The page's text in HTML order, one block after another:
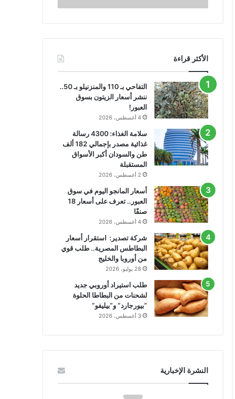
الأكثر قراءة
التفاحي بـ 110 والمنزنيلو بـ 50..
ننشر أسعار الزيتون بسوق
العبور!
4 أغسطس، 2026
سلامة الغذاء: 4300 رسالة
غذائية مصدر بإجمالي 182 ألف
طن والسودان أكبر الأسواق
المستقبلة
2 أغسطس، 2026
أسعار المانجو اليوم في سوق
العبور.. تعرف على أسعار 18
صنفًا
4 أغسطس، 2026
شركة تصدير: استقرار أسعار
البطاطس المصرية.. طلب قوي
من أوروبا والخليج
28 يوليو، 2026
طلب استيراد أوروبي جديد
لشحنات من البطاطا الحلوة
“بيورجارد” و”بيليفو”
3 أغسطس، 2026
النشرة الإخبارية